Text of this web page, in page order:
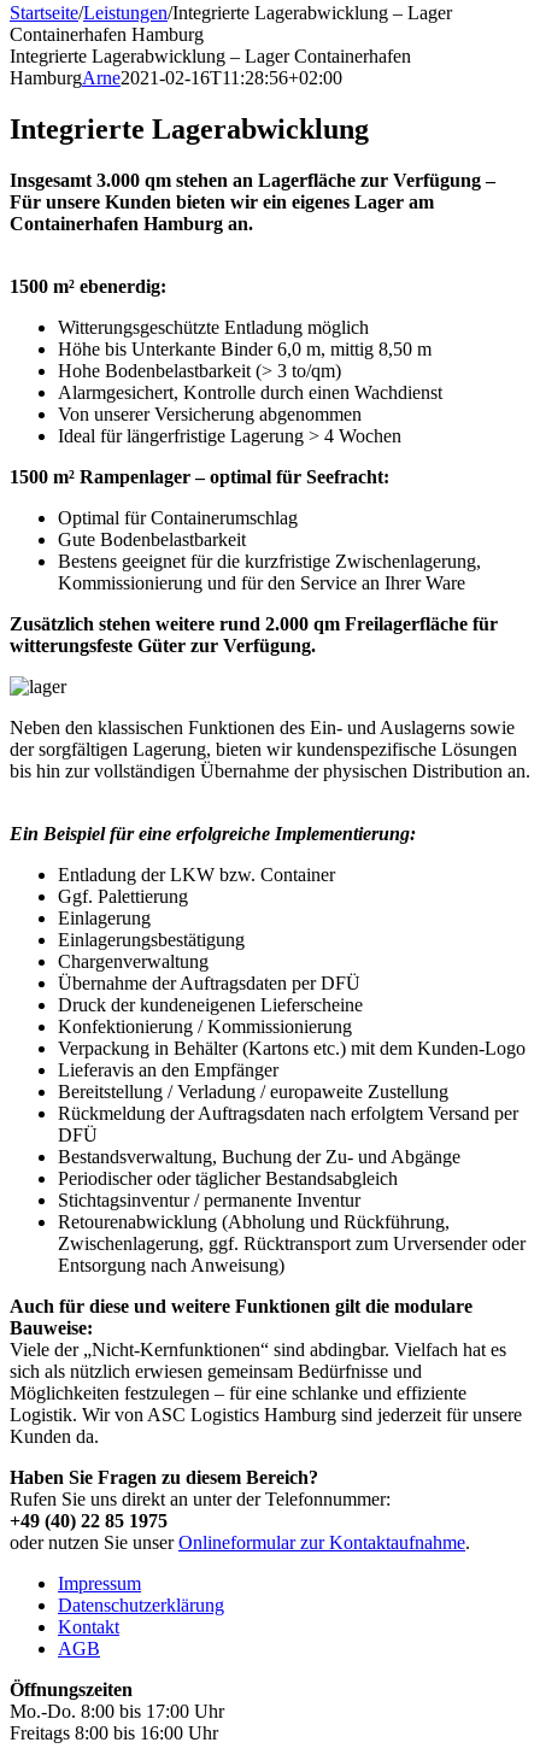
Startseite/Leistungen/Integrierte Lagerabwicklung – Lager
Containerhafen Hamburg
Integrierte Lagerabwicklung – Lager Containerhafen
HamburgArne2021-02-16T11:28:56+02:00
Integrierte Lagerabwicklung
Insgesamt 3.000 qm stehen an Lagerfläche zur Verfügung –
Für unsere Kunden bieten wir ein eigenes Lager am
Containerhafen Hamburg an.
1500 m² ebenerdig:
Witterungsgeschützte Entladung möglich
Höhe bis Unterkante Binder 6,0 m, mittig 8,50 m
Hohe Bodenbelastbarkeit (> 3 to/qm)
Alarmgesichert, Kontrolle durch einen Wachdienst
Von unserer Versicherung abgenommen
Ideal für längerfristige Lagerung > 4 Wochen
1500 m² Rampenlager – optimal für Seefracht:
Optimal für Containerumschlag
Gute Bodenbelastbarkeit
Bestens geeignet für die kurzfristige Zwischenlagerung,
Kommissionierung und für den Service an Ihrer Ware
Zusätzlich stehen weitere rund 2.000 qm Freilagerfläche für
witterungsfeste Güter zur Verfügung.
Neben den klassischen Funktionen des Ein- und Auslagerns sowie
der sorgfältigen Lagerung, bieten wir kundenspezifische Lösungen
bis hin zur vollständigen Übernahme der physischen Distribution an.
Ein Beispiel für eine erfolgreiche Implementierung:
Entladung der LKW bzw. Container
Ggf. Palettierung
Einlagerung
Einlagerungsbestätigung
Chargenverwaltung
Übernahme der Auftragsdaten per DFÜ
Druck der kundeneigenen Lieferscheine
Konfektionierung / Kommissionierung
Verpackung in Behälter (Kartons etc.) mit dem Kunden-Logo
Lieferavis an den Empfänger
Bereitstellung / Verladung / europaweite Zustellung
Rückmeldung der Auftragsdaten nach erfolgtem Versand per
DFÜ
Bestandsverwaltung, Buchung der Zu- und Abgänge
Periodischer oder täglicher Bestandsabgleich
Stichtagsinventur / permanente Inventur
Retourenabwicklung (Abholung und Rückführung,
Zwischenlagerung, ggf. Rücktransport zum Urversender oder
Entsorgung nach Anweisung)
Auch für diese und weitere Funktionen gilt die modulare
Bauweise:
Viele der „Nicht-Kernfunktionen“ sind abdingbar. Vielfach hat es
sich als nützlich erwiesen gemeinsam Bedürfnisse und
Möglichkeiten festzulegen – für eine schlanke und effiziente
Logistik. Wir von ASC Logistics Hamburg sind jederzeit für unsere
Kunden da.
Haben Sie Fragen zu diesem Bereich?
Rufen Sie uns direkt an unter der Telefonnummer:
+49 (40) 22 85 1975
oder nutzen Sie unserOnlineformular zur Kontaktaufnahme.
Impressum
Datenschutzerklärung
Kontakt
AGB
Öffnungszeiten
Mo.-Do. 8:00 bis 17:00 Uhr
Freitags 8:00 bis 16:00 Uhr